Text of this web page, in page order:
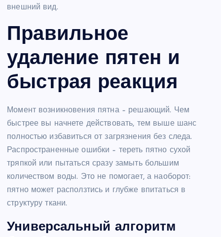
внешний вид.
Правильное
удаление пятен и
быстрая реакция
Момент возникновения пятна – решающий. Чем
быстрее вы начнете действовать, тем выше шанс
полностью избавиться от загрязнения без следа.
Распространенные ошибки – тереть пятно сухой
тряпкой или пытаться сразу замыть большим
количеством воды. Это не помогает, а наоборот:
пятно может расползтись и глубже впитаться в
структуру ткани.
Универсальный алгоритм